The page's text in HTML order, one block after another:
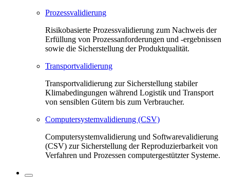
Prozessvalidierung
Risikobasierte Prozessvalidierung zum Nachweis der
Erfüllung von Prozessanforderungen und -ergebnissen
sowie die Sicherstellung der Produktqualität.
Transportvalidierung
Transportvalidierung zur Sicherstellung stabiler
Klimabedingungen während Logistik und Transport
von sensiblen Gütern bis zum Verbraucher.
Computersystemvalidierung (CSV)
Computersystemvalidierung und Softwarevalidierung
(CSV) zur Sicherstellung der Reproduzierbarkeit von
Verfahren und Prozessen computergestützter Systeme.